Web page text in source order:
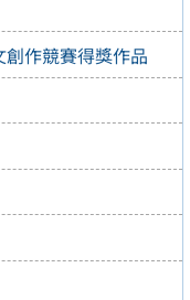
作競賽得獎作品